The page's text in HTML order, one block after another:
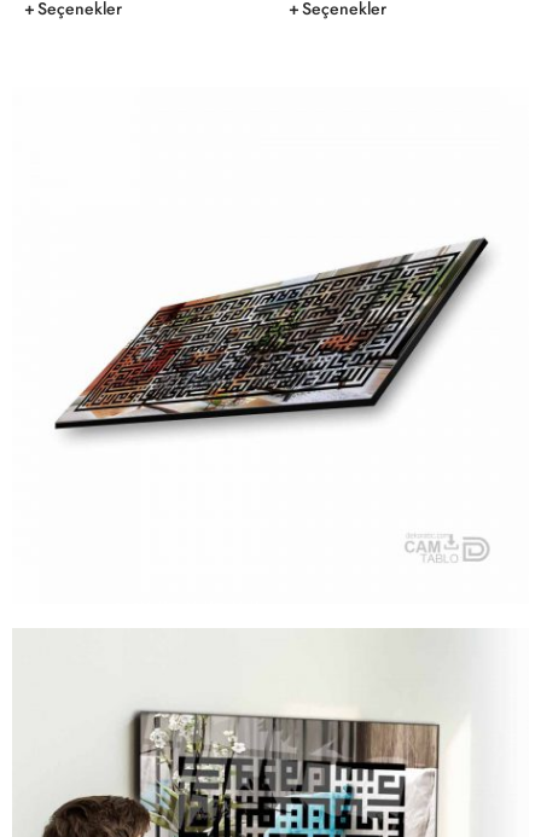
Seçenekler Seçenekler